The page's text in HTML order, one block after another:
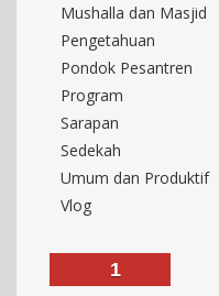
Mushalla dan Masjid
Pengetahuan
Pondok Pesantren
Program
Sarapan
Sedekah
Umum dan Produktif
Vlog
1